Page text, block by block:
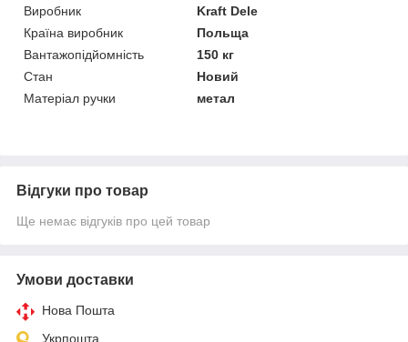
Виробник
Kraft Dele
Країна виробник
Польща
Вантажопідйомність
150 кг
Стан
Новий
Матеріал ручки
метал
Відгуки про товар
Ще немає відгуків про цей товар
Умови доставки
Нова Пошта
Укрпошта